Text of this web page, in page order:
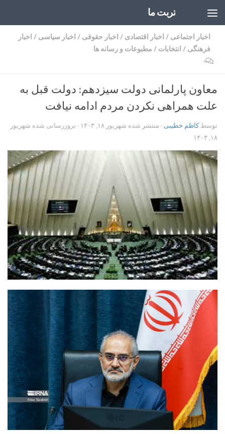
تربت ما
اخبار اجتماعی / اخبار اقتصادی / اخبار حقوقی / اخبار سیاسی / اخبار
فرهنگی / انتخابات / مطبوعات و رسانه ها
۰
معاون پارلمانی دولت سیزدهم: دولت قبل به
علت همراهی نکردن مردم ادامه نیافت
توسطکاظم خطیبی · منتشر شده شهریور ۱۸, ۱۴۰۳ · بروزرسانی شده شهریور
۱۸, ۱۴۰۳